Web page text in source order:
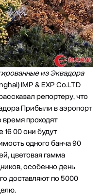
из Эквадора
IMP & EXP Co.LTD
репортеру, что
Прибыли в аэропорт
время проходят
00 они будут
одного банча 90
цветовая гамма
особенно день
доставляют по 5000